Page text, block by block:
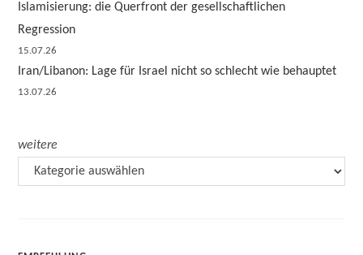
Islamisierung: die Querfront der gesellschaftlichen
Regression
15.07.26
Iran/Libanon: Lage für Israel nicht so schlecht wie behauptet
13.07.26
weitere